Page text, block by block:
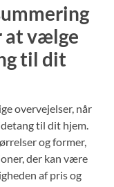
at vælge
til dit
overvejelser, når
til dit hjem.
og former,
der kan være
af pris og